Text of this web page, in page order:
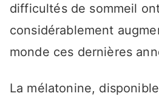
difficultés de sommeil
considérablement
monde ces dernières
La mélatonine,